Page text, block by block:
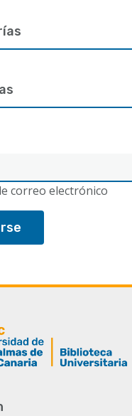
correo electrónico